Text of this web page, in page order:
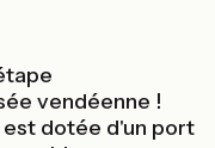
vendéenne !
est dotée d'un port